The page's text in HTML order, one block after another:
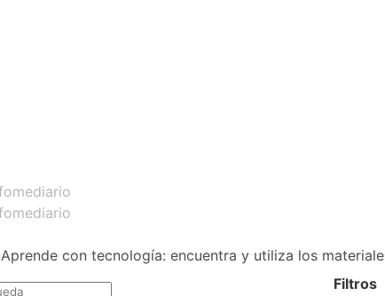
Aprende con tecnología: encuentra y utiliza los
Filtros